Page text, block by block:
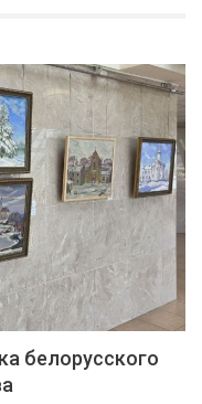
белорусского